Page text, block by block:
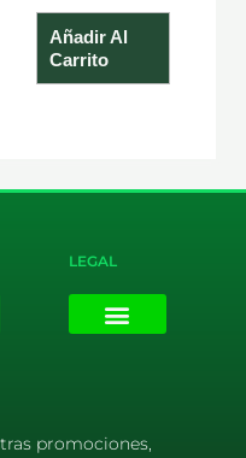
Añadir Al
Carrito
LEGAL
promociones,